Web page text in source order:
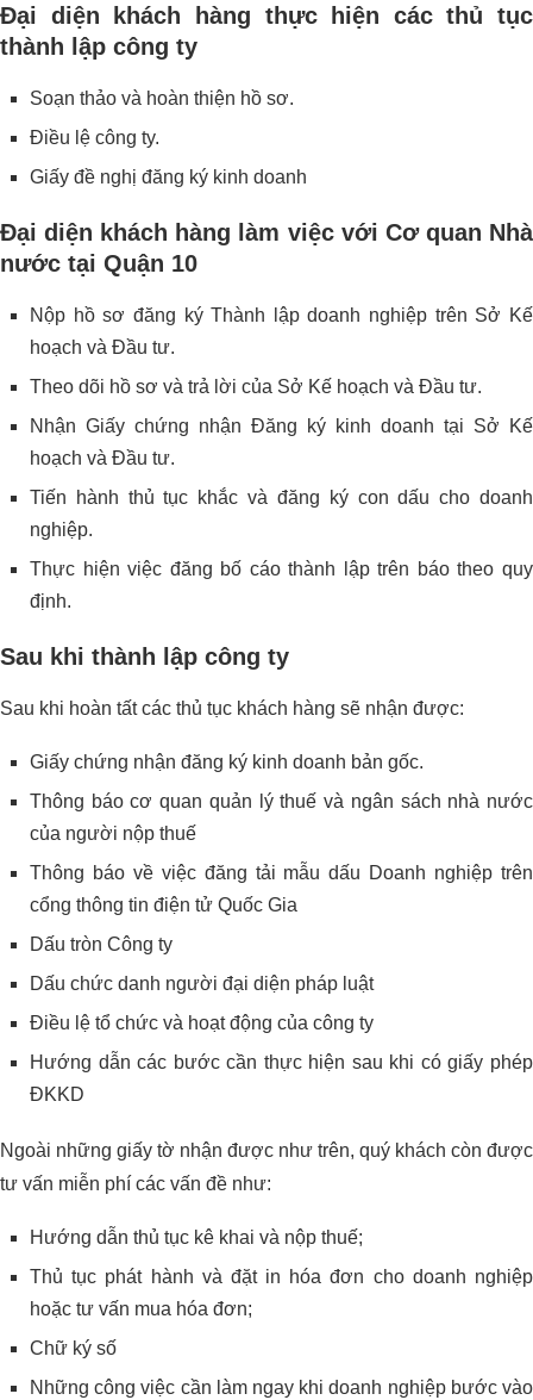
Đại diện khách hàng thực hiện các thủ tục
thành lập công ty
Soạn thảo và hoàn thiện hồ sơ.
Điều lệ công ty.
Giấy đề nghị đăng ký kinh doanh
Đại diện khách hàng làm việc với Cơ quan Nhà
nước tại Quận 10
Nộp hồ sơ đăng ký Thành lập doanh nghiệp trên Sở Kế
hoạch và Đầu tư.
Theo dõi hồ sơ và trả lời của Sở Kế hoạch và Đầu tư.
Nhận Giấy chứng nhận Đăng ký kinh doanh tại Sở Kế
hoạch và Đầu tư.
Tiến hành thủ tục khắc và đăng ký con dấu cho doanh
nghiệp.
Thực hiện việc đăng bố cáo thành lập trên báo theo quy
định.
Sau khi thành lập công ty
Sau khi hoàn tất các thủ tục khách hàng sẽ nhận được:
Giấy chứng nhận đăng ký kinh doanh bản gốc.
Thông báo cơ quan quản lý thuế và ngân sách nhà nước
của người nộp thuế
Thông báo về việc đăng tải mẫu dấu Doanh nghiệp trên
cổng thông tin điện tử Quốc Gia
Dấu tròn Công ty
Dấu chức danh người đại diện pháp luật
Điều lệ tổ chức và hoạt động của công ty
Hướng dẫn các bước cần thực hiện sau khi có giấy phép
ĐKKD
Ngoài những giấy tờ nhận được như trên, quý khách còn được
tư vấn miễn phí các vấn đề như:
Hướng dẫn thủ tục kê khai và nộp thuế;
Thủ tục phát hành và đặt in hóa đơn cho doanh nghiệp
hoặc tư vấn mua hóa đơn;
Chữ ký số
Những công việc cần làm ngay khi doanh nghiệp bước vào